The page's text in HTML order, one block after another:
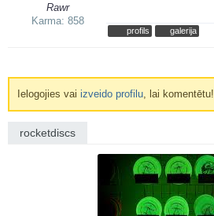
Rawr
Karma: 858
profils galerija
Ielogojies vaiizveido profilu , lai komentētu!
rocketdiscs